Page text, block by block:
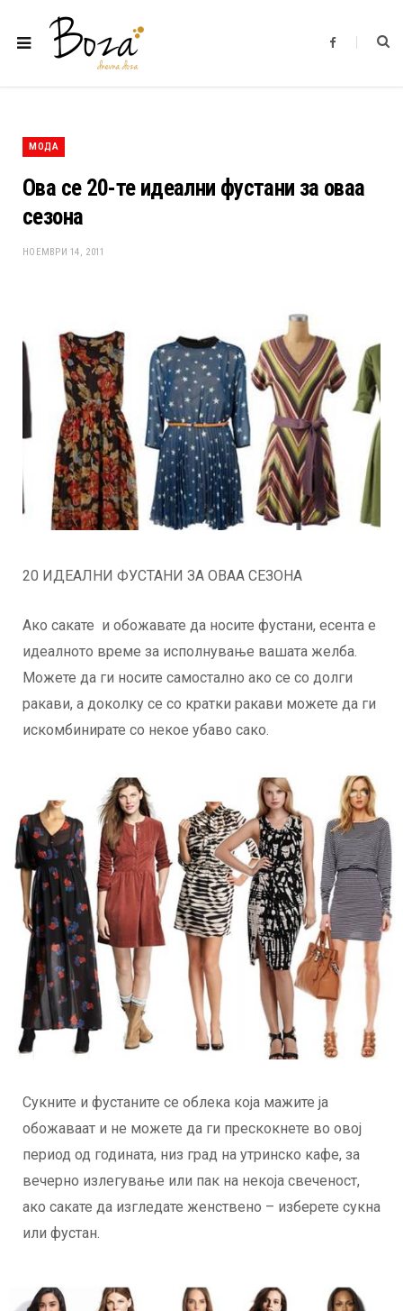
F
b
МОДА
Ова се 20-те идеални фустани за оваа
сезона
НОЕМВРИ 14, 2011
20 ИДЕАЛНИ ФУСТАНИ ЗА ОВАА СЕЗОНА
Ако сакате и обожавате да носите фустани, есента е
идеалното време за исполнување вашата желба.
Можете да ги носите самостално ако се со долги
ракави, а доколку се со кратки ракави можете да ги
искомбинирате со некое убаво сако.
Сукните и фустаните се облека која мажите ја
обожаваат и не можете да ги прескокнете во овој
период од годината, низ град на утринско кафе, за
вечерно излегување или пак на некоја свеченост,
ако сакате да изгледате женствено – изберете сукна
или фустан.